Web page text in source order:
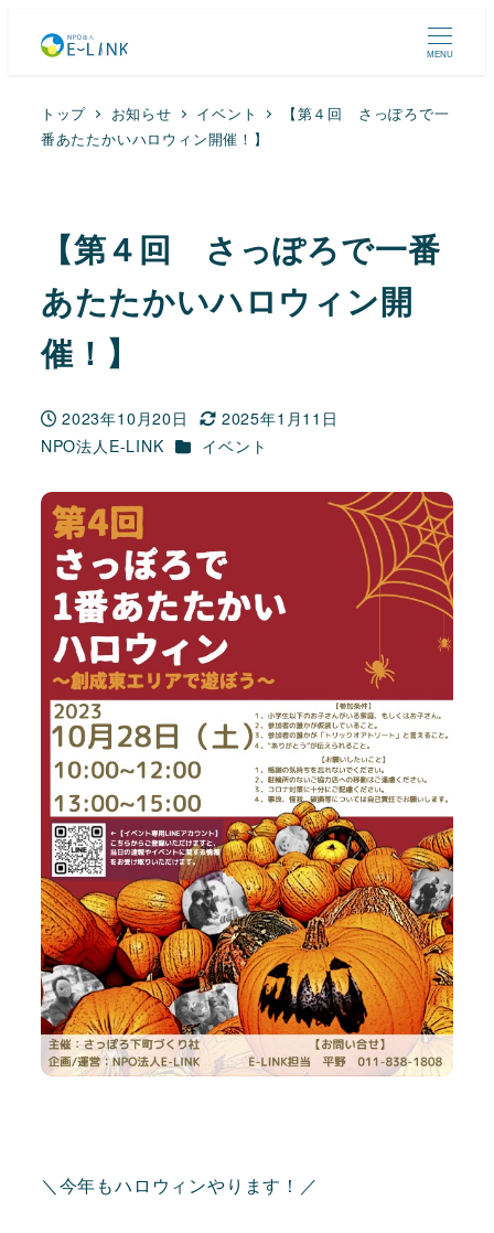
MENU
トップ お知らせ イベント
【第４回 さっぽろで一
番あたたかいハロウィン開催！】
【第４回 さっぽろで一番
あたたかいハロウィン開
催！】
投稿日
2023年10月20日
更新日
2025年1月11日
著
NPO法人E-LINK カテゴリー
イベント
＼今年もハロウィンやります！／